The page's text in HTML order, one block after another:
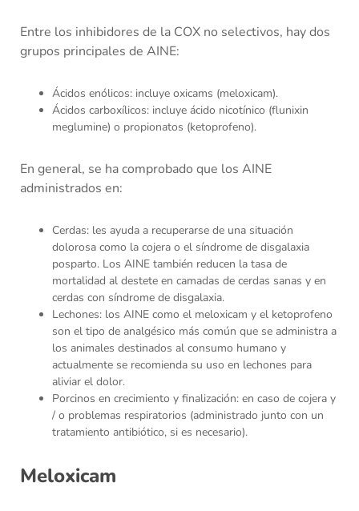
Entre los inhibidores de la COX no selectivos, hay dos
grupos principales de AINE:
Ácidos enólicos: incluye oxicams (meloxicam).
Ácidos carboxílicos: incluye ácido nicotínico (flunixin
meglumine) o propionatos (ketoprofeno).
En general, se ha comprobado que los AINE
administrados en:
Cerdas: les ayuda a recuperarse de una situación
dolorosa como la cojera o el síndrome de disgalaxia
posparto. Los AINE también reducen la tasa de
mortalidad al destete en camadas de cerdas sanas y en
cerdas con síndrome de disgalaxia.
Lechones: los AINE como el meloxicam y el ketoprofeno
son el tipo de analgésico más común que se administra a
los animales destinados al consumo humano y
actualmente se recomienda su uso en lechones para
aliviar el dolor.
Porcinos en crecimiento y finalización: en caso de cojera y
/ o problemas respiratorios (administrado junto con un
tratamiento antibiótico, si es necesario).
Meloxicam